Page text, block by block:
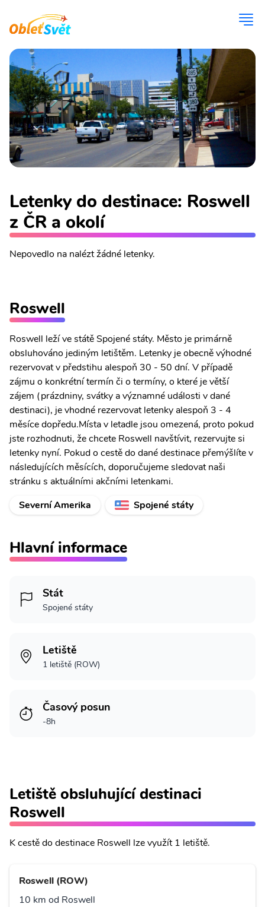
Letenky do destinace: Roswell
z ČR a okolí
Nepovedlo na nalézt žádné letenky.
Roswell
Roswell leží ve státě Spojené státy. Město je primárně
obsluhováno jediným letištěm. Letenky je obecně výhodné
rezervovat v předstihu alespoň 30 - 50 dní. V případě
zájmu o konkrétní termín či o termíny, o které je větší
zájem (prázdniny, svátky a významné události v dané
destinaci), je vhodné rezervovat letenky alespoň 3 - 4
měsíce dopředu.Místa v letadle jsou omezená, proto pokud
jste rozhodnuti, že chcete Roswell navštívit, rezervujte si
letenky nyní. Pokud o cestě do dané destinace přemýšlíte v
následujících měsících, doporučujeme sledovat naši
stránku s aktuálními akčními letenkami.
Severní Amerika
Spojené státy
Hlavní informace
Stát
Spojené státy
Letiště
1 letiště (ROW)
Časový posun
-8h
Letiště obsluhující destinaci
Roswell
K cestě do destinace Roswell lze využít 1 letiště.
Roswell (ROW)
10 km od Roswell